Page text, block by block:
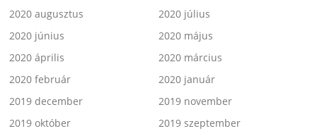
2020 augusztus
2020 július
2020 június
2020 május
2020 április
2020 március
2020 február
2020 január
2019 december
2019 november
2019 október
2019 szeptember